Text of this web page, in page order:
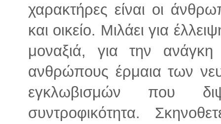
χαρακτήρες είναι οι
και οικείο. Μιλάει για
μοναξιά, για την ανάγκη
ανθρώπους έρμαια των
εγκλωβισμών που
συντροφικότητα.